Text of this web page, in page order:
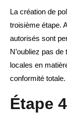
La création de
troisième étape.
autorisés sont
N’oubliez pas
locales en
conformité totale.
Étape